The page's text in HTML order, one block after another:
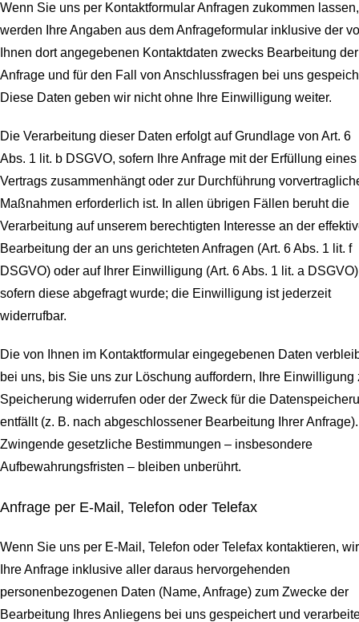
Wenn Sie uns per Kontaktformular Anfragen zukommen lassen,
werden Ihre Angaben aus dem Anfrageformular inklusive der
Ihnen dort angegebenen Kontaktdaten zwecks Bearbeitung der
Anfrage und für den Fall von Anschlussfragen bei uns
Diese Daten geben wir nicht ohne Ihre Einwilligung weiter.
Die Verarbeitung dieser Daten erfolgt auf Grundlage von Art. 6
Abs. 1 lit. b DSGVO, sofern Ihre Anfrage mit der Erfüllung eines
Vertrags zusammenhängt oder zur Durchführung
Maßnahmen erforderlich ist. In allen übrigen Fällen beruht die
Verarbeitung auf unserem berechtigten Interesse an der
Bearbeitung der an uns gerichteten Anfragen (Art. 6 Abs. 1 lit. f
DSGVO) oder auf Ihrer Einwilligung (Art. 6 Abs. 1 lit. a DSGVO)
sofern diese abgefragt wurde; die Einwilligung ist jederzeit
widerrufbar.
Die von Ihnen im Kontaktformular eingegebenen Daten
bei uns, bis Sie uns zur Löschung auffordern, Ihre Einwilligung
Speicherung widerrufen oder der Zweck für die
entfällt (z. B. nach abgeschlossener Bearbeitung Ihrer Anfrage).
Zwingende gesetzliche Bestimmungen – insbesondere
Aufbewahrungsfristen – bleiben unberührt.
Anfrage per E-Mail, Telefon oder Telefax
Wenn Sie uns per E-Mail, Telefon oder Telefax kontaktieren,
Ihre Anfrage inklusive aller daraus hervorgehenden
personenbezogenen Daten (Name, Anfrage) zum Zwecke der
Bearbeitung Ihres Anliegens bei uns gespeichert und